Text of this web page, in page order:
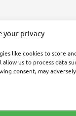
your privacy
like cookies to store
us to process data
consent, may
dans plusieurs
des